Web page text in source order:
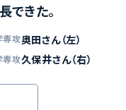
できた。
専攻奥田さん（左）
専攻久保井さん（右）